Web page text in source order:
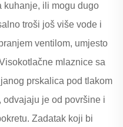
kuhanje, ili mogu dugo
troši još više vode i
ventilom, umjesto
mlaznice sa
prskalica pod tlakom
odvajaju je od površine i
Zadatak koji bi